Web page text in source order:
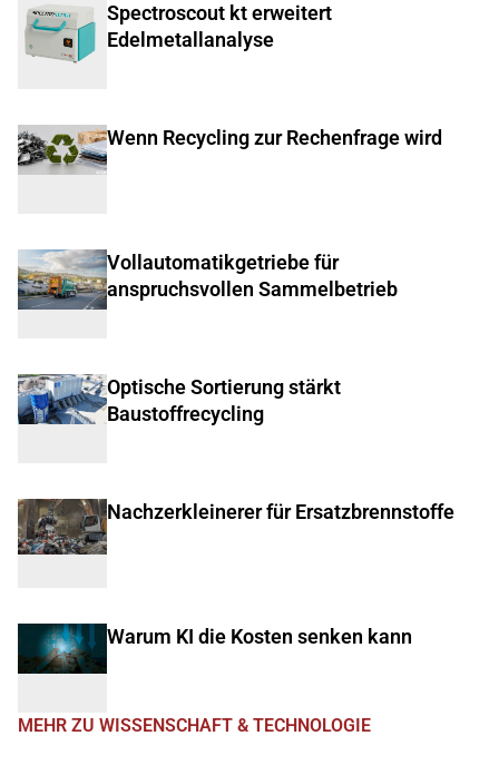
Spectroscout kt erweitert
Edelmetallanalyse
Wenn Recycling zur Rechenfrage wird
Vollautomatikgetriebe für
anspruchsvollen Sammelbetrieb
Optische Sortierung stärkt
Baustoffrecycling
Nachzerkleinerer für Ersatzbrennstoffe
Warum KI die Kosten senken kann
MEHR ZU WISSENSCHAFT & TECHNOLOGIE